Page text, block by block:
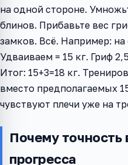
на одной стороне.
блинов. Прибавьте вес
замков. Всё. Например: на
Удваиваем = 15 кг. Гриф
Итог: 15+3=18 кг.
вместо предполагаемых
чувствуют плечи уже на
Почему точность
прогресса